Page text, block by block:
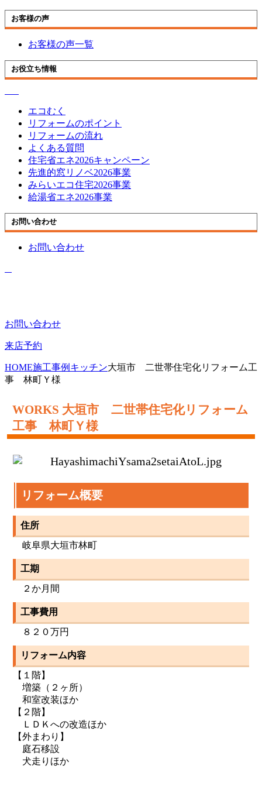
お客様の声
お客様の声一覧
お役立ち情報
エコむく
リフォームのポイント
リフォームの流れ
よくある質問
住宅省エネ2026キャンペーン
先進的窓リノベ2026事業
みらいエコ住宅2026事業
給湯省エネ2026事業
お問い合わせ
お問い合わせ
お問い合わせ
来店予約
HOME施工事例 キッチン大垣市 二世帯住宅化リフォーム工
事 林町Ｙ様
大垣市 二世帯住宅化リフォーム
工事 林町Ｙ様
リフォーム概要
住所
岐阜県大垣市林町
工期
２か月間
工事費用
８２０万円
リフォーム内容
【１階】
増築（２ヶ所）
和室改装ほか
【２階】
ＬＤＫへの改造ほか
【外まわり】
庭石移設
犬走りほか